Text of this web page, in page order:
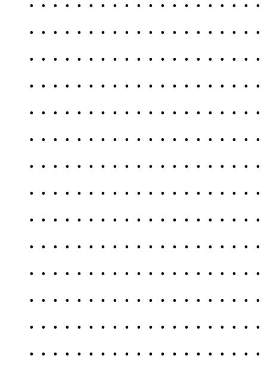
. . . . . . . . . . . . . . . . . . . . . . . . . . . . . . . . . . . . . . . . . . . . . . . . . . . . . . . . . . . . . . . . . . . . . . . . . . . . . . . . . . . . . . . . . . . . . . . .